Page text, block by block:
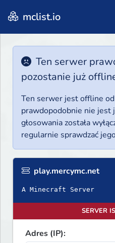
mclist.io
Ten serwer
pozostanie już
Ten serwer jest offline od
prawdopodobnie nie jest
głosowania została
regularnie sprawdzać
play.mercymc.net
A Minecraft Server
SERVER
Adres (IP):